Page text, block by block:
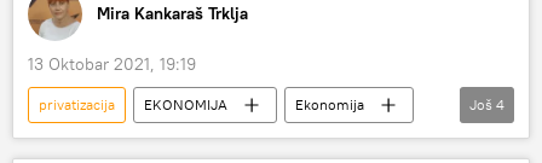
Mira Kankaraš Trklja
13 Oktobar 2021, 19:19
privatizacija EKONOMIJA
Ekonomija
NIS
Petrohemija
Srbija – ekonomija
Još 4